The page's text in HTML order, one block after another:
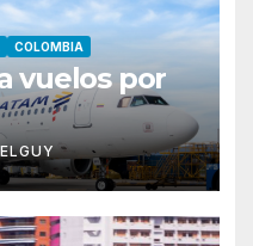
COLOMBIA
vuelos por